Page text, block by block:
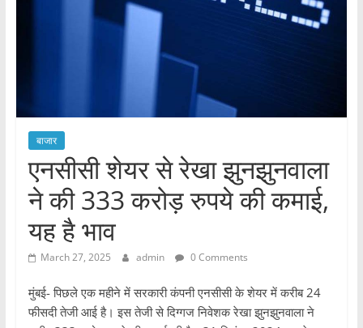
बाजार
एनसीसी शेयर से रेखा झुनझुनवाला
ने की 333 करोड़ रुपये की कमाई,
यह है भाव
March 27, 2025 admin 0 Comments
मुंबई- पिछले एक महीने में सरकारी कंपनी एनसीसी के शेयर में करीब 24
फीसदी तेजी आई है। इस तेजी से दिग्गज निवेशक रेखा झुनझुनवाला ने